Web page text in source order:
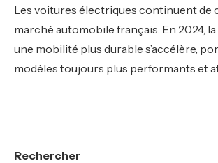
Les voitures électriques continuent de
marché automobile français. En 2024,
une mobilité plus durable s’accélère,
modèles toujours plus performants et
Rechercher